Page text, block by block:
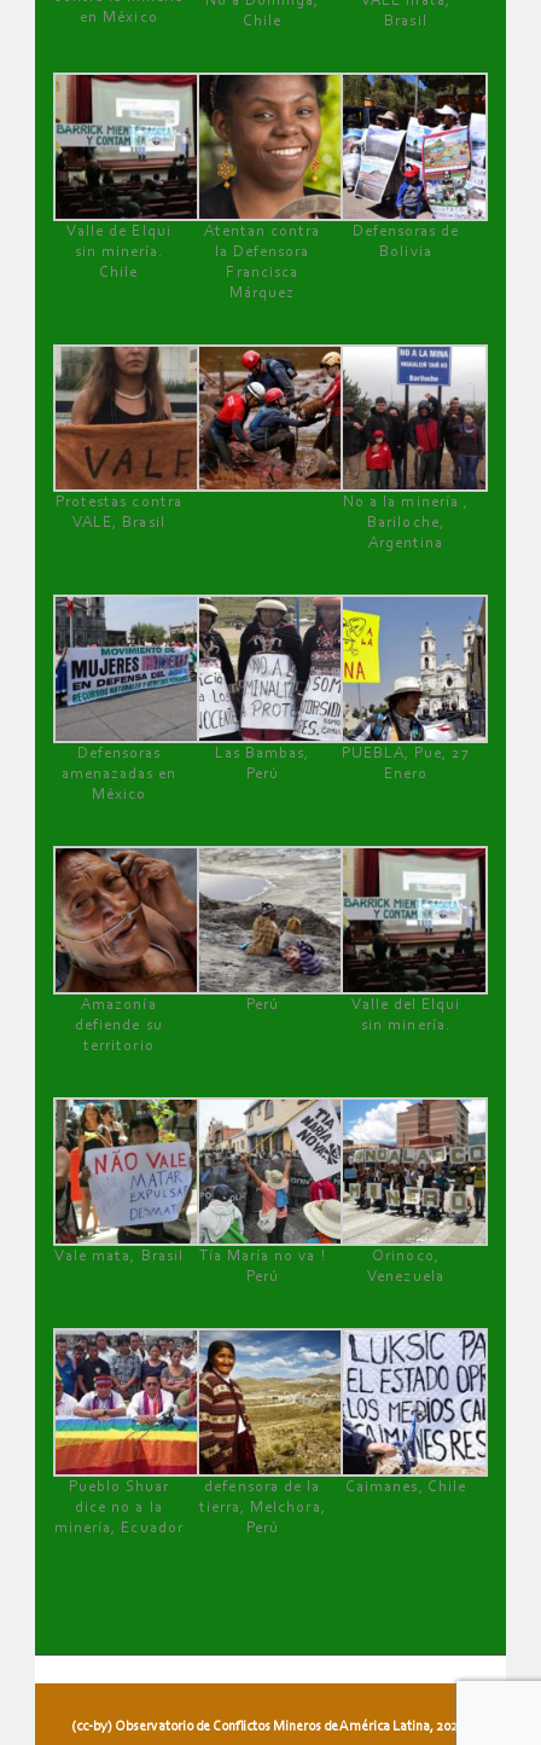
en México
Chile
Brasil
Valle de Elqui
sin minería.
Chile
Atentan contra
la Defensora
Francisca
Márquez
Defensoras de
Bolivia
Protestas contra
VALE, Brasil
No a la minería ,
Bariloche,
Argentina
Defensoras
amenazadas en
México
Las Bambas,
Perú
PUEBLA, Pue, 27
Enero
Amazonía
defiende su
territorio
Perú
Valle del Elqui
sin minería.
Vale mata, Brasil
Tía María no va !
Perú
Orinoco,
Venezuela
Pueblo Shuar
dice no a la
minería, Ecuador
defensora de la
tierra, Melchora,
Perú
Caimanes, Chile
(cc-by) Observatorio de Conflictos Mineros de América Latina, 2026